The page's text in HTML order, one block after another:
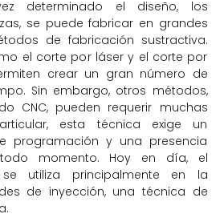
determinado el diseño, los
se puede fabricar en grandes
de fabricación sustractiva.
el corte por láser y el corte por
crear un gran número de
Sin embargo, otros métodos,
CNC, pueden requerir muchas
esta técnica exige un
programación y una presencia
momento. Hoy en día, el
se utiliza principalmente en la
de inyección, una técnica de